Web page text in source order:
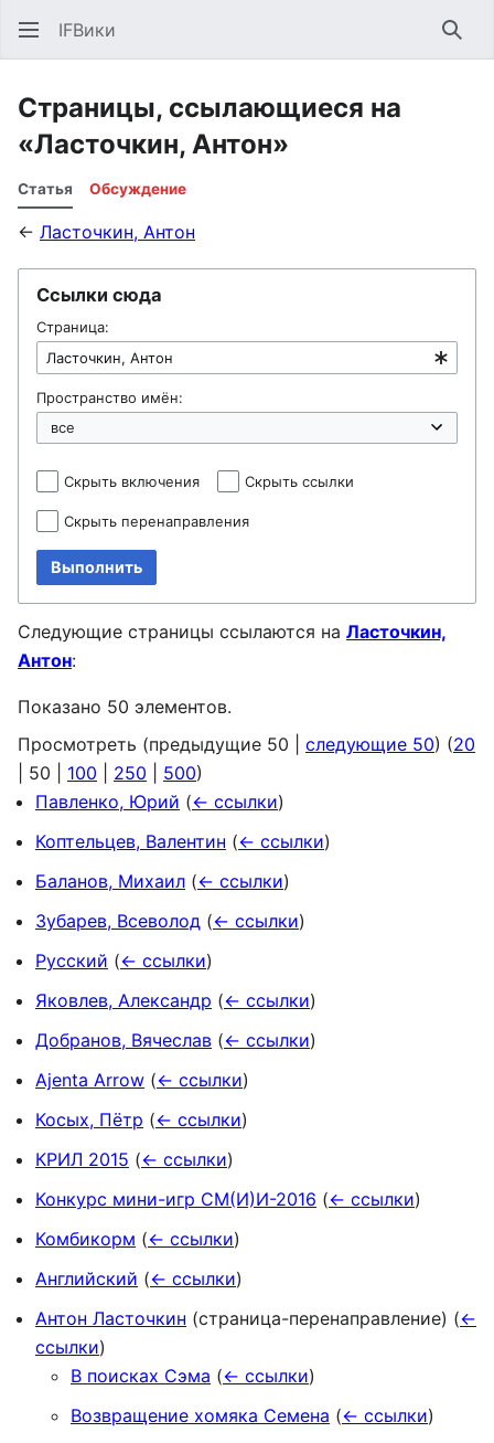
IFВики
Страницы, ссылающиеся на
«Ласточкин, Антон»
Статья Обсуждение
← Ласточкин, Антон
Ссылки сюда
Страница:
Пространство имён:
Скрыть включения Скрыть ссылки
Скрыть перенаправления
Выполнить
Следующие страницы ссылаются на Ласточкин,
Антон:
Показано 50 элементов.
Просмотреть (предыдущие 50 следующие 50) (20
50 100 250 500)
Павленко, Юрий (← ссылки)
Коптельцев, Валентин (← ссылки)
Баланов, Михаил (← ссылки)
Зубарев, Всеволод (← ссылки)
Русский (← ссылки)
Яковлев, Александр (← ссылки)
Добранов, Вячеслав (← ссылки)
Ajenta Arrow (← ссылки)
Косых, Пётр (← ссылки)
КРИЛ 2015 (← ссылки)
Конкурс мини-игр СМ(И)И-2016 (← ссылки)
Комбикорм (← ссылки)
Английский (← ссылки)
Антон Ласточкин (страница-перенаправление) (←
ссылки)
В поисках Сэма (← ссылки)
Возвращение хомяка Семена (← ссылки)